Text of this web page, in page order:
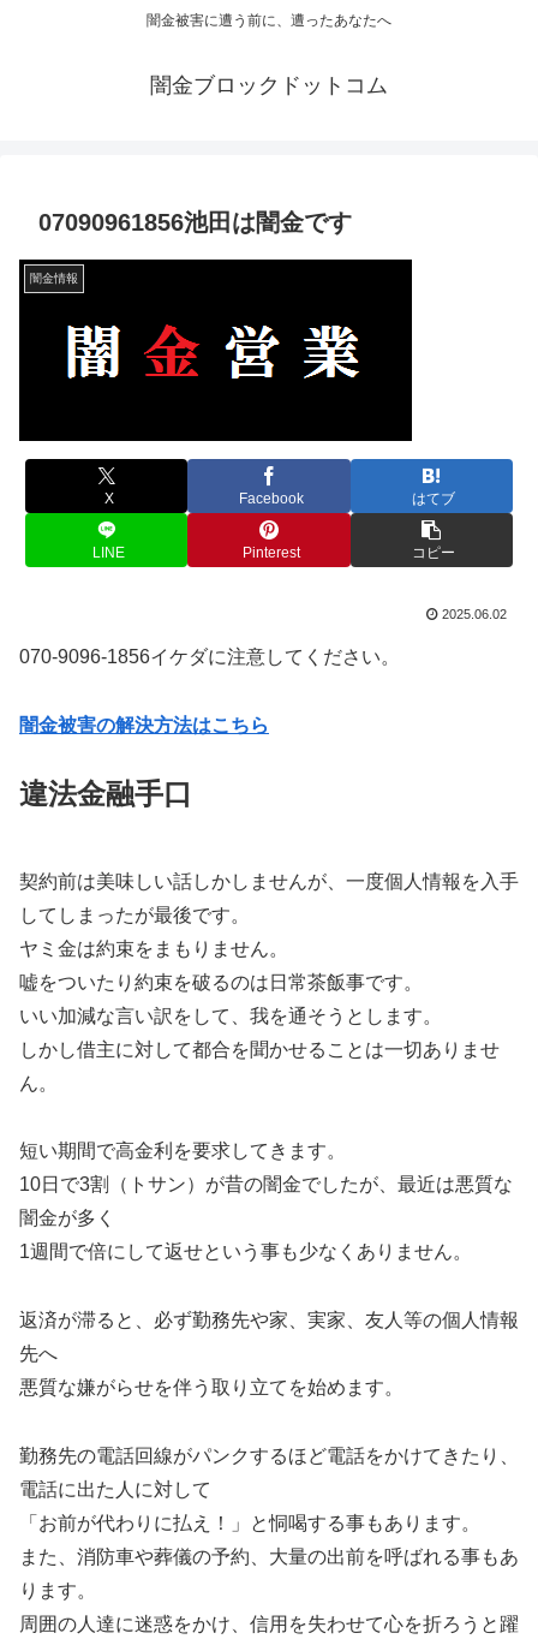
闇金被害に遭う前に、遭ったあなたへ
闇金ブロックドットコム
07090961856池田は闇金です
闇金情報
X Facebook はてブ
LINE Pinterest コピー
2025.06.02
070-9096-1856イケダに注意してください。
闇金被害の解決方法はこちら
違法金融手口
契約前は美味しい話しかしませんが、一度個人情報を入手
してしまったが最後です。
ヤミ金は約束をまもりません。
嘘をついたり約束を破るのは日常茶飯事です。
いい加減な言い訳をして、我を通そうとします。
しかし借主に対して都合を聞かせることは一切ありませ
ん。
短い期間で高金利を要求してきます。
10日で3割（トサン）が昔の闇金でしたが、最近は悪質な
闇金が多く
1週間で倍にして返せという事も少なくありません。
返済が滞ると、必ず勤務先や家、実家、友人等の個人情報
先へ
悪質な嫌がらせを伴う取り立てを始めます。
勤務先の電話回線がパンクするほど電話をかけてきたり、
電話に出た人に対して
「お前が代わりに払え！」と恫喝する事もあります。
また、消防車や葬儀の予約、大量の出前を呼ばれる事もあ
ります。
周囲の人達に迷惑をかけ、信用を失わせて心を折ろうと躍